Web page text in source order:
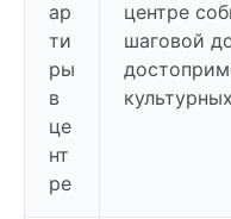
ар
ти
ры
в
це
нт
ре
центре
шаговой